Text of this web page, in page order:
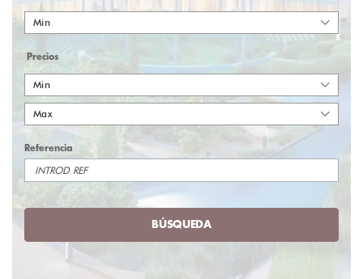
Min
Precios
Min
Max
Referencia
BÚSQUEDA